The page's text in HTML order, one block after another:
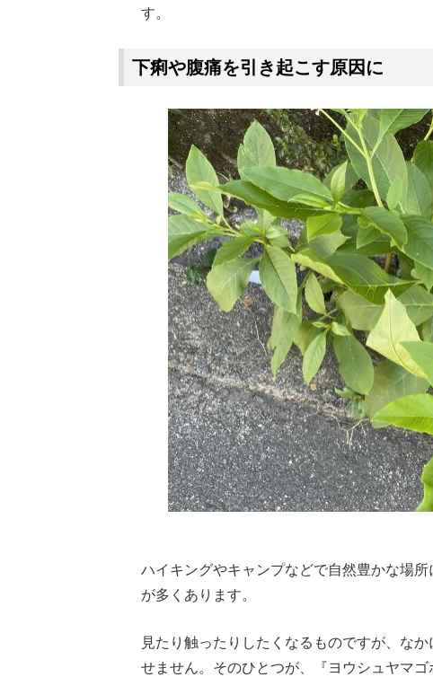
す。
下痢や腹痛を引き起こす原因に
ハイキングやキャンプなどで自然豊かな場
が多くあります。
見たり触ったりしたくなるものですが、な
せません。そのひとつが、『ヨウシュヤマゴ